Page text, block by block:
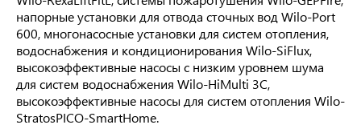
напорные установки для отвода сточных вод Wilo-Port
600, многонасосные установки для систем отопления,
водоснабжения и кондиционирования Wilo-SiFlux,
высокоэффективные насосы с низким уровнем шума
для систем водоснабжения Wilo-HiMulti 3C,
высокоэффективные насосы для систем отопления Wilo-
StratosPICO-SmartHome.